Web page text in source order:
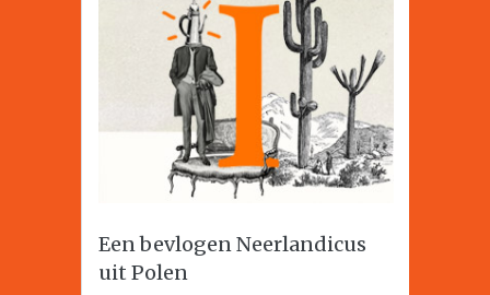
Een bevlogen Neerlandicus
uit Polen